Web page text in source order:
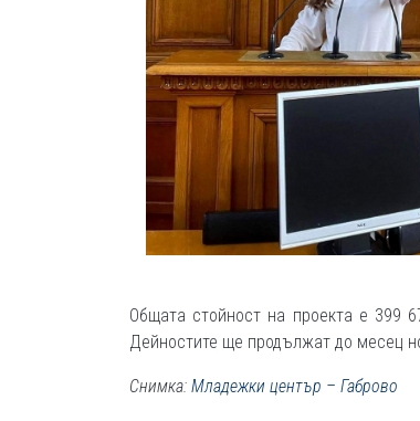
Общата стойност на проекта е 399
Дейностите ще продължат до месец
Снимка: Младежки център – Габрово